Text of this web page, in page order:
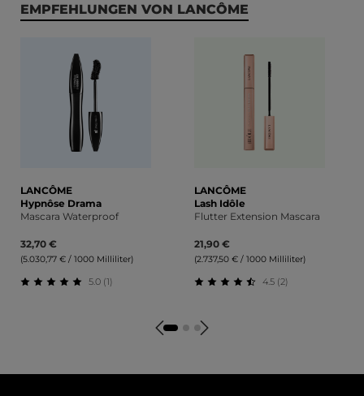
Produktgalerie überspringen
EMPFEHLUNGEN VON LANCÔME
LANCÔME
Hypnôse Drama
Mascara Waterproof
32,70 €
(5.030,77 € / 1000 Milliliter)
5.0 (1)
LANCÔME
Lash Idôle
Flutter Extension Mascara
21,90 €
(2.737,50 € / 1000 Milliliter)
4.5 (2)